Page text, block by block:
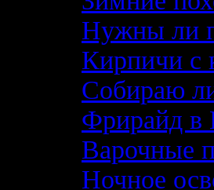
Нужны ли
Кирпичи с
Собираю
Фрирайд в
Варочные
Ночное